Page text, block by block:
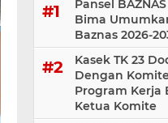
Pansel
Bima
Baznas 2026-
Kasek TK 23
Dengan
Program Kerja
Ketua Komite